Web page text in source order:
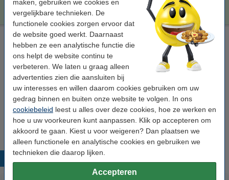
maken, gebruiken we cookies en
vergelijkbare technieken. De
functionele cookies zorgen ervoor dat
de website goed werkt. Daarnaast
hebben ze een analytische functie die
ons helpt de website continu te
verbeteren. We laten u graag alleen
advertenties zien die aansluiten bij
uw interesses en willen daarom cookies gebruiken om uw
gedrag binnen en buiten onze website te volgen. In ons
cookiebeleid leest u alles over deze cookies, hoe ze werken en
hoe u uw voorkeuren kunt aanpassen. Klik op accepteren om
akkoord te gaan. Kiest u voor weigeren? Dan plaatsen we
alleen functionele en analytische cookies en gebruiken we
technieken die daarop lijken.
Accepteren
Bestellen
Laserprinter reinigingsdoek
tonerdoek geel 999058
Bekijk de specificaties en omschrijving
€ 0,95
Populaire producten